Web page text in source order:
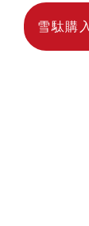
雪駄購